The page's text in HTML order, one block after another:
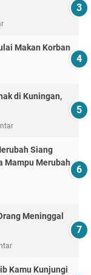
Makan Korban
di Kuningan,
Siang
Mampu Merubah
Meninggal
Kamu Kunjungi